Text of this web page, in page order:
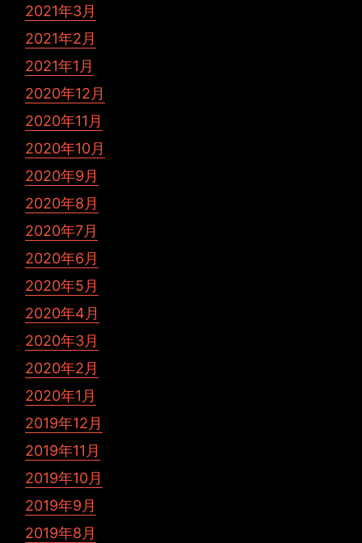
2021年3月
2021年2月
2021年1月
2020年12月
2020年11月
2020年10月
2020年9月
2020年8月
2020年7月
2020年6月
2020年5月
2020年4月
2020年3月
2020年2月
2020年1月
2019年12月
2019年11月
2019年10月
2019年9月
2019年8月